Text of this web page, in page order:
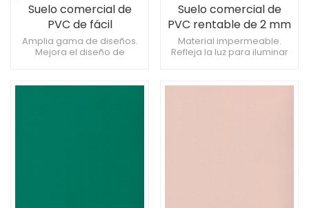
Suelo comercial de
PVC de fácil
mantenimiento de 3
mm para centro
Amplia gama de diseños.
Mejora el diseño de
Suelo comercial de
PVC rentable de 2 mm
para tiendas
Material impermeable.
Refleja la luz para iluminar